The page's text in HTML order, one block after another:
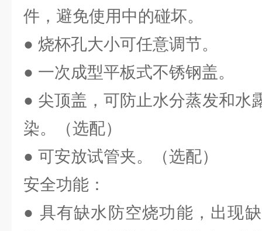
件，避免使用中的碰坏。
● 烧杯孔大小可任意调节。
● 一次成型平板式不锈钢盖。
● 尖顶盖，可防止水分蒸发和水
染。（选配）
● 可安放试管夹。（选配）
安全功能：
● 具有缺水防空烧功能，出现